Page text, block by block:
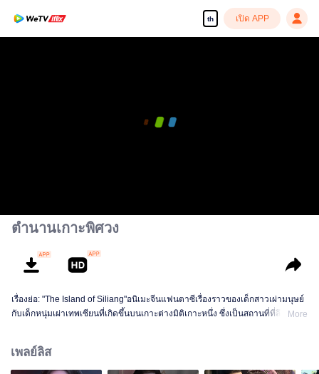
th เปิด APP
ตำนานเกาะพิศวง
เรื่องย่อ: "The Island of Siliang"อนิเมะจีนแฟนตาซีเรื่องราวของเด็กสาวเผ่ามนุษย์
กับเด็กหนุ่มเผ่าเทพเซียนที่เกิดขึ้นบนเกาะต่างมิติเกาะหนึ่ง ซึ่งเป็นสถานที่ที่ลึกลับMore
เพลย์ลิส